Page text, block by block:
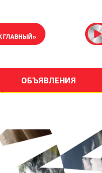
ГЛАВНЫЙ»
ОБЪЯВЛЕНИЯ